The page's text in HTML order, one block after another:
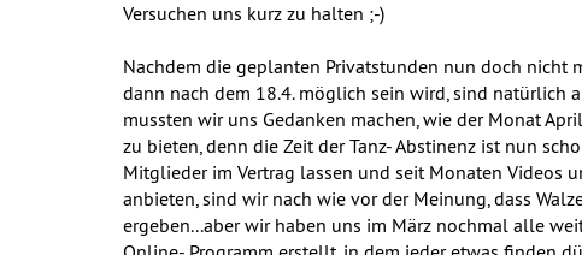
Versuchen uns kurz zu halten ;-)
Nachdem die geplanten Privatstunden nun doch nicht
dann nach dem 18.4. möglich sein wird, sind natürlich
mussten wir uns Gedanken machen, wie der Monat
zu bieten, denn die Zeit der Tanz- Abstinenz ist nun
Mitglieder im Vertrag lassen und seit Monaten Videos
anbieten, sind wir nach wie vor der Meinung, dass
ergeben...aber wir haben uns im März nochmal alle